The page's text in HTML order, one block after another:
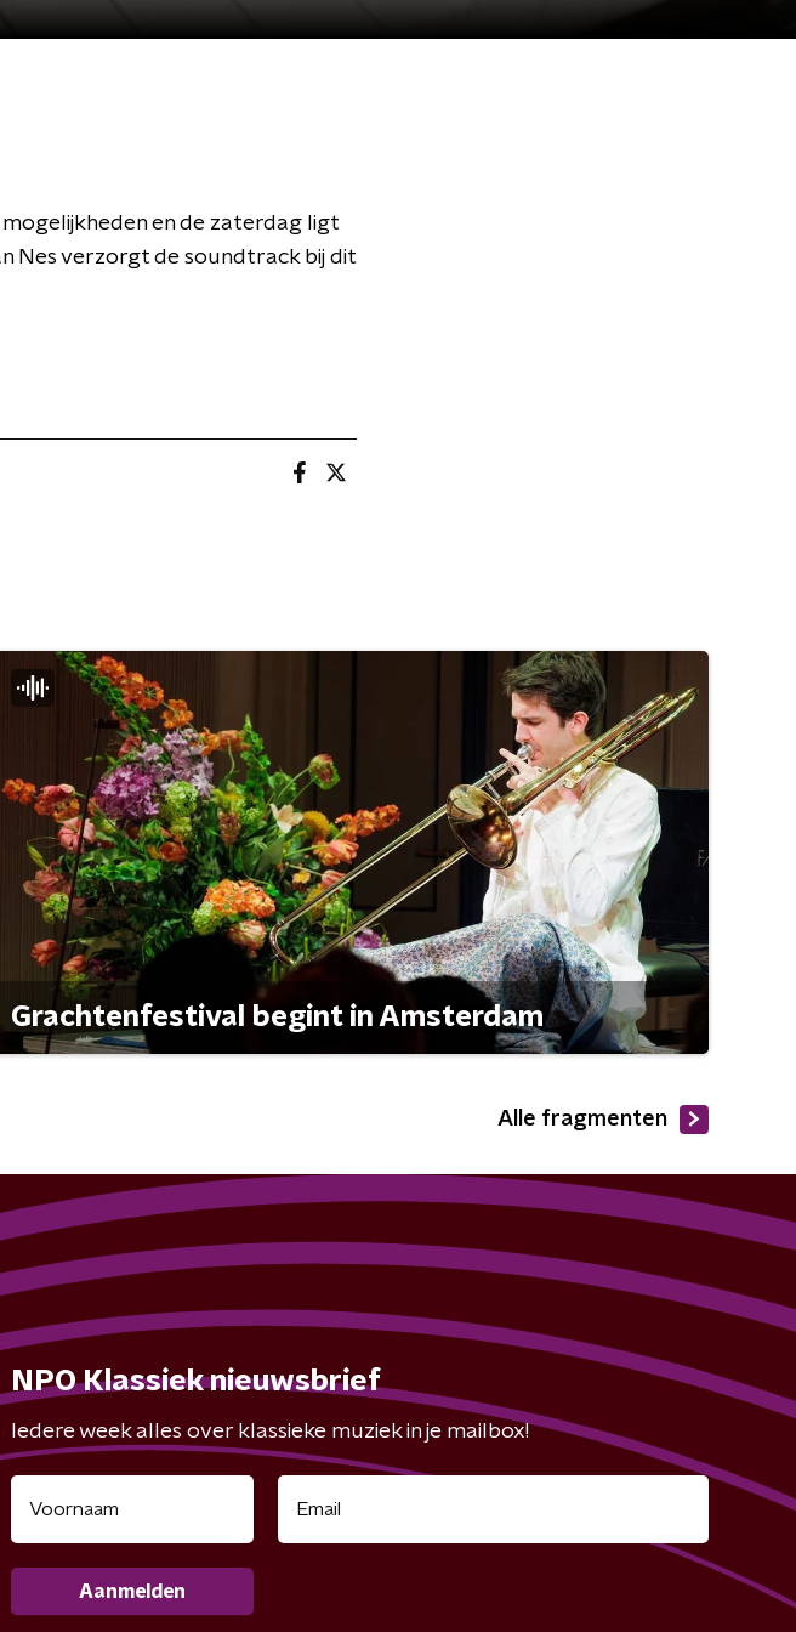
en de zaterdag ligt
Nes verzorgt de soundtrack bij dit
Grachtenfestival begint in Amsterdam
Alle fragmenten
NPO Klassiek nieuwsbrief
Iedere week alles over klassieke muziek in je mailbox!
Aanmelden